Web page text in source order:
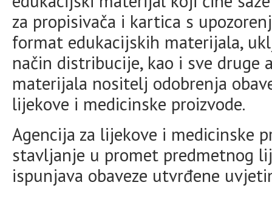
za propisivača i kartica s
format edukacijskih materijala,
način distribucije, kao i sve druge
materijala nositelj odobrenja
lijekove i medicinske proizvode.
Agencija za lijekove i medicinske
stavljanje u promet predmetnog
ispunjava obaveze utvrđene